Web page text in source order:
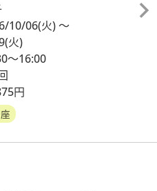
10/06(火)～
(火)
～16:00
円